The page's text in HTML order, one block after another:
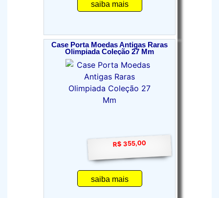
saiba mais
Case Porta Moedas Antigas Raras
Olimpiada Coleção 27 Mm
R$ 355,00
saiba mais